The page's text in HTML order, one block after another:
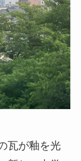
瓦が釉を光